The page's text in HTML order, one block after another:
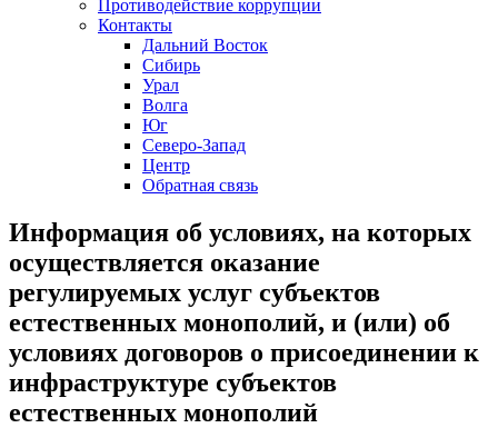
Противодействие коррупции
Контакты
Дальний Восток
Сибирь
Урал
Волга
Юг
Северо-Запад
Центр
Обратная связь
Информация об условиях, на которых
осуществляется оказание
регулируемых услуг субъектов
естественных монополий, и (или) об
условиях договоров о присоединении к
инфраструктуре субъектов
естественных монополий